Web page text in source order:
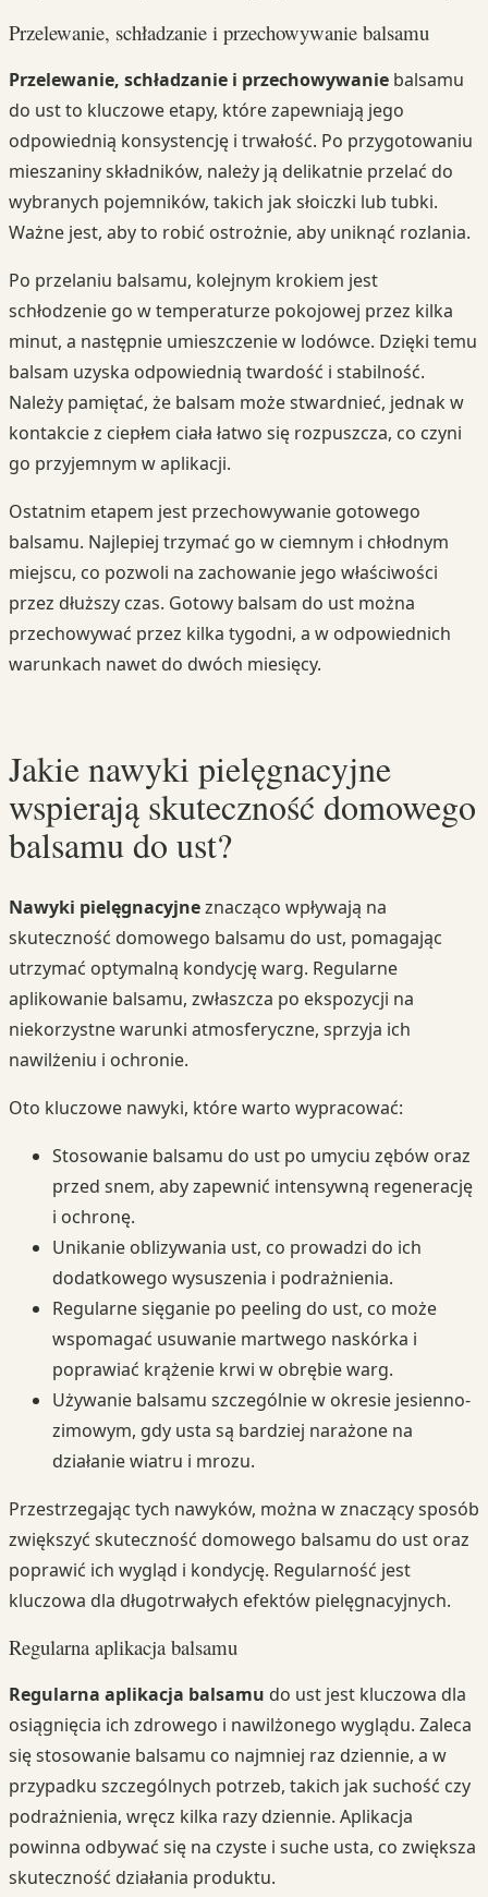
Przelewanie, schładzanie i przechowywanie balsamu
Przelewanie, schładzanie i przechowywanie balsamu
do ust to kluczowe etapy, które zapewniają jego
odpowiednią konsystencję i trwałość. Po przygotowaniu
mieszaniny składników, należy ją delikatnie przelać do
wybranych pojemników, takich jak słoiczki lub tubki.
Ważne jest, aby to robić ostrożnie, aby uniknąć rozlania.
Po przelaniu balsamu, kolejnym krokiem jest
schłodzenie go w temperaturze pokojowej przez kilka
minut, a następnie umieszczenie w lodówce. Dzięki temu
balsam uzyska odpowiednią twardość i stabilność.
Należy pamiętać, że balsam może stwardnieć, jednak w
kontakcie z ciepłem ciała łatwo się rozpuszcza, co czyni
go przyjemnym w aplikacji.
Ostatnim etapem jest przechowywanie gotowego
balsamu. Najlepiej trzymać go w ciemnym i chłodnym
miejscu, co pozwoli na zachowanie jego właściwości
przez dłuższy czas. Gotowy balsam do ust można
przechowywać przez kilka tygodni, a w odpowiednich
warunkach nawet do dwóch miesięcy.
Jakie nawyki pielęgnacyjne
wspierają skuteczność domowego
balsamu do ust?
Nawyki pielęgnacyjneznacząco wpływają na
skuteczność domowego balsamu do ust, pomagając
utrzymać optymalną kondycję warg. Regularne
aplikowanie balsamu, zwłaszcza po ekspozycji na
niekorzystne warunki atmosferyczne, sprzyja ich
nawilżeniu i ochronie.
Oto kluczowe nawyki, które warto wypracować:
Stosowanie balsamu do ust po umyciu zębów oraz
przed snem, aby zapewnić intensywną regenerację
i ochronę.
Unikanie oblizywania ust, co prowadzi do ich
dodatkowego wysuszenia i podrażnienia.
Regularne sięganie po peeling do ust, co może
wspomagać usuwanie martwego naskórka i
poprawiać krążenie krwi w obrębie warg.
Używanie balsamu szczególnie w okresie jesienno-
zimowym, gdy usta są bardziej narażone na
działanie wiatru i mrozu.
Przestrzegając tych nawyków, można w znaczący sposób
zwiększyć skuteczność domowego balsamu do ust oraz
poprawić ich wygląd i kondycję. Regularność jest
kluczowa dla długotrwałych efektów pielęgnacyjnych.
Regularna aplikacja balsamu
Regularna aplikacja balsamu do ust jest kluczowa dla
osiągnięcia ich zdrowego i nawilżonego wyglądu. Zaleca
się stosowanie balsamu co najmniej raz dziennie, a w
przypadku szczególnych potrzeb, takich jak suchość czy
podrażnienia, wręcz kilka razy dziennie. Aplikacja
powinna odbywać się na czyste i suche usta, co zwiększa
skuteczność działania produktu.